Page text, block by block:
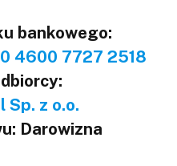
bankowego:
4600 7727 2518
Sp. z o.o.
Darowizna